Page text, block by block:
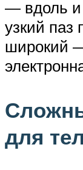
— вдоль и
узкий паз
широкий
для